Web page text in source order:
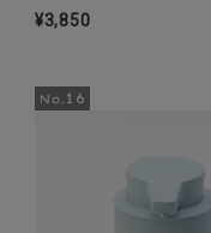
¥3,850